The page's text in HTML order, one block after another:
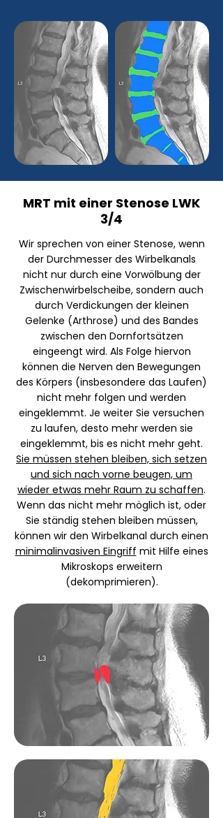
MRT mit einer Stenose LWK
3/4
Wir sprechen von einer Stenose, wenn
der Durchmesser des Wirbelkanals
nicht nur durch eine Vorwölbung der
Zwischenwirbelscheibe, sondern auch
durch Verdickungen der kleinen
Gelenke (Arthrose) und des Bandes
zwischen den Dornfortsätzen
eingeengt wird. Als Folge hiervon
können die Nerven den Bewegungen
des Körpers (insbesondere das Laufen)
nicht mehr folgen und werden
eingeklemmt. Je weiter Sie versuchen
zu laufen, desto mehr werden sie
eingeklemmt, bis es nicht mehr geht.
Sie müssen stehen bleiben, sich setzen
und sich nach vorne beugen, um
wieder etwas mehr Raum zu schaffen.
Wenn das nicht mehr möglich ist, oder
Sie ständig stehen bleiben müssen,
können wir den Wirbelkanal durch einen
minimalinvasiven Eingriff mit Hilfe eines
Mikroskops erweitern
(dekomprimieren).